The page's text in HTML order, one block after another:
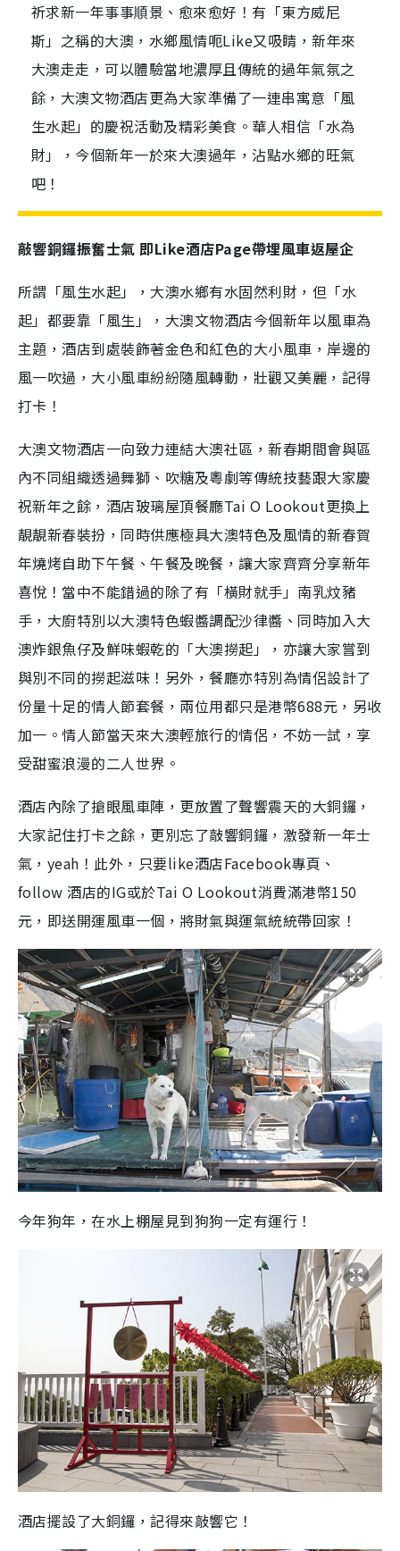
祈求新一年事事順景、愈來愈好！有「東方威尼
斯」之稱的大澳，水鄉風情呃Like又吸睛，新年來
大澳走走，可以體驗當地濃厚且傳統的過年氣氛之
餘，大澳文物酒店更為大家準備了一連串寓意「風
生水起」的慶祝活動及精彩美食。華人相信「水為
財」，今個新年一於來大澳過年，沾點水鄉的旺氣
吧！
敲響銅鑼振奮士氣 即Like酒店Page帶埋風車返屋企
所謂「風生水起」，大澳水鄉有水固然利財，但「水
起」都要靠「風生」，大澳文物酒店今個新年以風車為
主題，酒店到處裝飾著金色和紅色的大小風車，岸邊的
風一吹過，大小風車紛紛隨風轉動，壯觀又美麗，記得
打卡！
大澳文物酒店一向致力連結大澳社區，新春期間會與區
內不同組織透過舞獅、吹糖及粵劇等傳統技藝跟大家慶
祝新年之餘，酒店玻璃屋頂餐廳Tai O Lookout更換上
靚靚新春裝扮，同時供應極具大澳特色及風情的新春賀
年燒烤自助下午餐、午餐及晚餐，讓大家齊齊分享新年
喜悅！當中不能錯過的除了有「橫財就手」南乳炆豬
手，大廚特別以大澳特色蝦醬調配沙律醬、同時加入大
澳炸銀魚仔及鮮味蝦乾的「大澳撈起」，亦讓大家嘗到
與別不同的撈起滋味！另外，餐廳亦特別為情侶設計了
份量十足的情人節套餐，兩位用都只是港幣688元，另收
加一。情人節當天來大澳輕旅行的情侶，不妨一試，享
受甜蜜浪漫的二人世界。
酒店內除了搶眼風車陣，更放置了聲響震天的大銅鑼，
大家記住打卡之餘，更別忘了敲響銅鑼，激發新一年士
氣，yeah！此外，只要like酒店Facebook專頁、
follow 酒店的IG或於Tai O Lookout消費滿港幣150
元，即送開運風車一個，將財氣與運氣統統帶回家！
今年狗年，在水上棚屋見到狗狗一定有運行！
酒店擺設了大銅鑼，記得來敲響它！